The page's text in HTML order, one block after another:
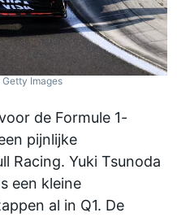
Images
de Formule 1-
pijnlijke
Racing. Yuki Tsunoda
een kleine
al in Q1. De